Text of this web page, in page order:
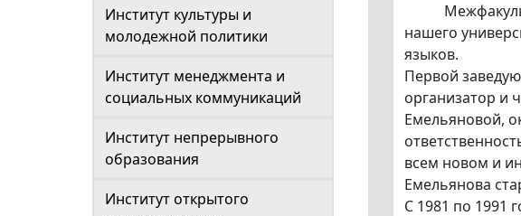
Институт культуры и
молодежной политики
Институт менеджмента и
социальных коммуникаций
Институт непрерывного
образования
Институт открытого
нашего
языков.
Первой
организатор и
Емельяновой,
всем новом и
Емельянова
С 1981 по 1991